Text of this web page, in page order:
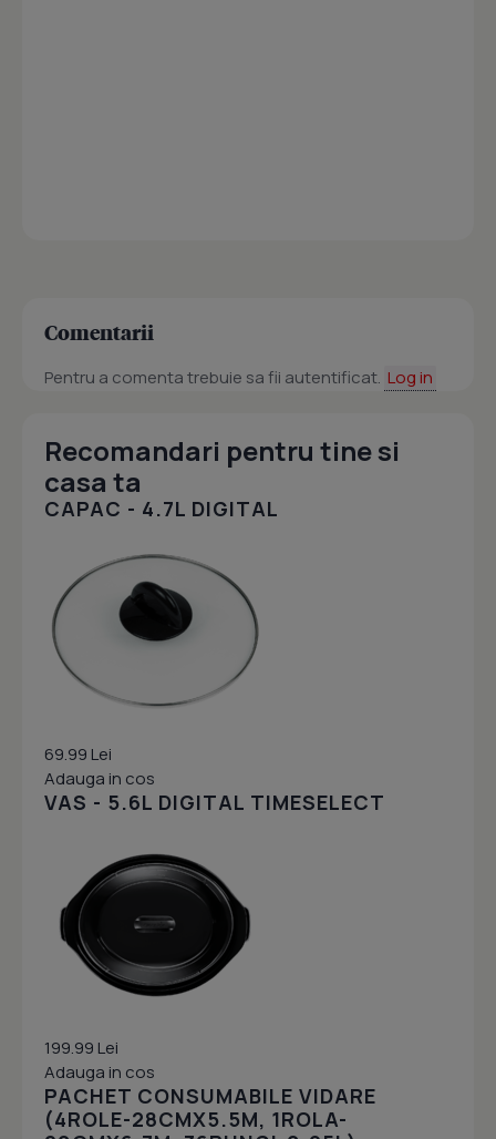
Comentarii
Pentru a comenta trebuie sa fii autentificat. Log in
Recomandari pentru tine si
casa ta
CAPAC - 4.7L DIGITAL
69.99 Lei
Adauga in cos
VAS - 5.6L DIGITAL TIMESELECT
199.99 Lei
Adauga in cos
PACHET CONSUMABILE VIDARE
(4ROLE-28CMX5.5M, 1ROLA-